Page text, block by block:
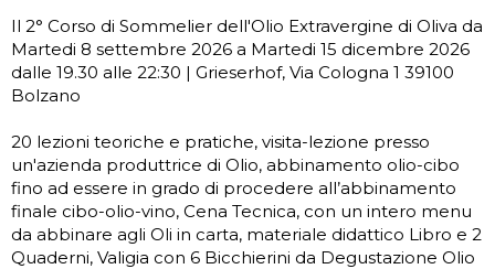
Il 2° Corso di Sommelier dell'Olio Extravergine di Oliva da
Martedi 8 settembre 2026 a Martedi 15 dicembre 2026
dalle 19.30 alle 22:30 | Grieserhof, Via Cologna 1 39100
Bolzano
20 lezioni teoriche e pratiche, visita-lezione presso
un'azienda produttrice di Olio, abbinamento olio-cibo
fino ad essere in grado di procedere all’abbinamento
finale cibo-olio-vino, Cena Tecnica, con un intero menu
da abbinare agli Oli in carta, materiale didattico Libro e 2
Quaderni, Valigia con 6 Bicchierini da Degustazione Olio